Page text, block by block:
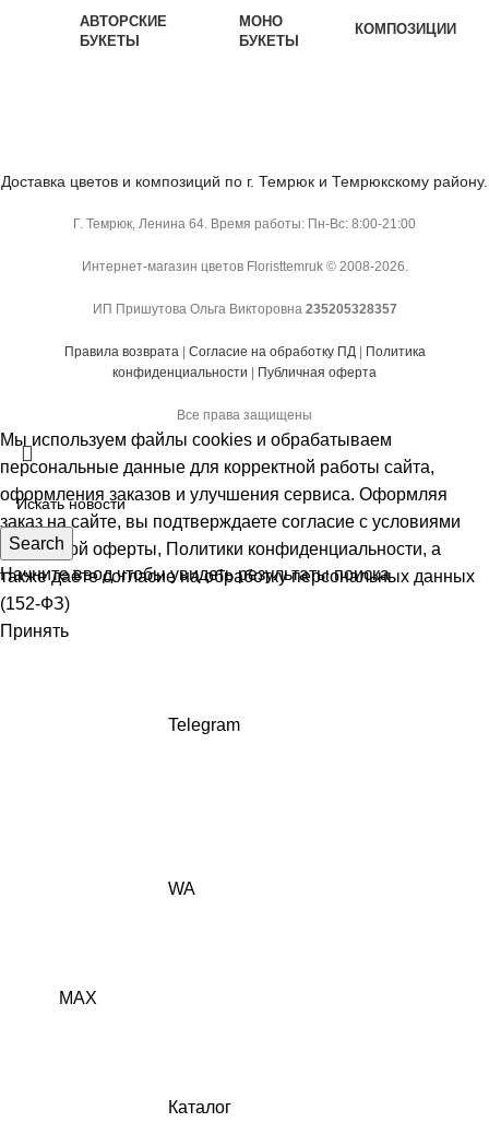
АВТОРСКИЕ
БУКЕТЫ
МОНО
БУКЕТЫ
КОМПОЗИЦИИ
Доставка цветов и композиций по г. Темрюк и Темрюкскому району.
Г. Темрюк, Ленина 64. Время работы: Пн-Вс: 8:00-21:00
Интернет-магазин цветов Floristtemruk © 2008-2026.
ИП Пришутова Ольга Викторовна 235205328357
Правила возврата | Согласие на обработку ПД | Политика
конфиденциальности | Публичная оферта
Все права защищены
Search
Начните ввод чтобы увидеть результаты поиска
Мы используем файлы cookies и обрабатываем
персональные данные для корректной работы сайта,
оформления заказов и улучшения сервиса. Оформляя
заказ на сайте, вы подтверждаете согласие с условиями
Публичной оферты, Политики конфиденциальности, а
также даётесогласие на обработку персональных данных
(152-ФЗ)
Принять
Telegram
WA
MAX
Каталог